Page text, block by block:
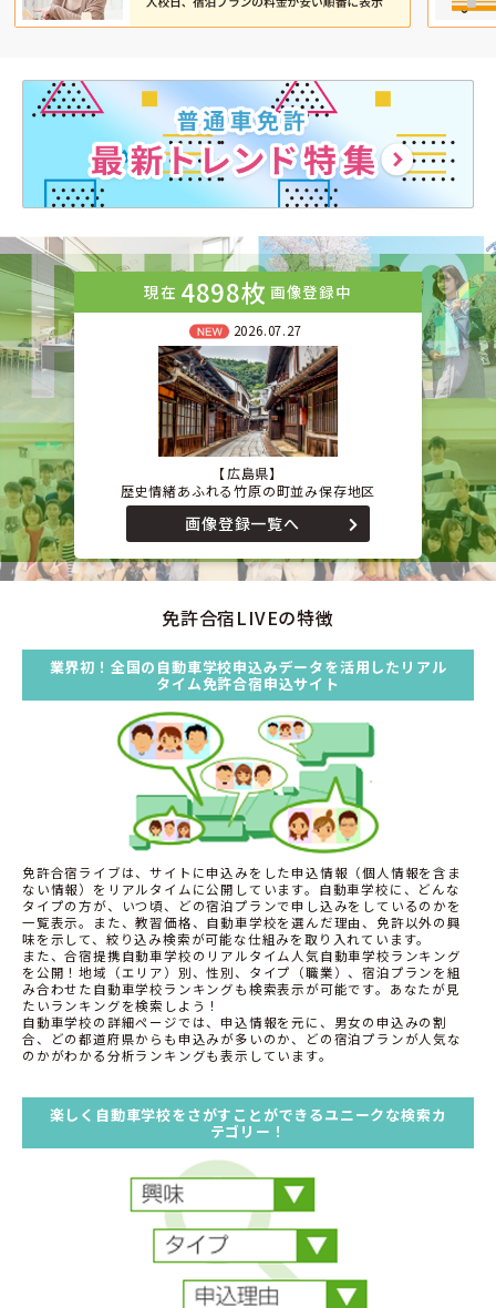
現在 4898枚 画像登録中
2026.07.27
広島県
歴史情緒あふれる竹原の町並み保存地区
画像登録一覧へ
免許合宿LIVEの特徴
業界初！全国の自動車学校申込みデータを活用したリアル
タイム免許合宿申込サイト
免許合宿ライブは、サイトに申込みをした申込情報（個人情報を含ま
ない情報）をリアルタイムに公開しています。自動車学校に、どんな
タイプの方が、いつ頃、どの宿泊プランで申し込みをしているのかを
一覧表示。また、教習価格、自動車学校を選んだ理由、免許以外の興
味を示して、絞り込み検索が可能な仕組みを取り入れています。
また、合宿提携自動車学校のリアルタイム人気自動車学校ランキング
を公開！地域（エリア）別、性別、タイプ（職業）、宿泊プランを組
み合わせた自動車学校ランキングも検索表示が可能です。あなたが見
たいランキングを検索しよう！
自動車学校の詳細ページでは、申込情報を元に、男女の申込みの割
合、どの都道府県からも申込みが多いのか、どの宿泊プランが人気な
のかがわかる分析ランキングも表示しています。
楽しく自動車学校をさがすことができるユニークな検索カ
テゴリー！